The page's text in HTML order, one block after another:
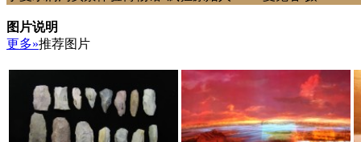
图片说明
更多»推荐图片